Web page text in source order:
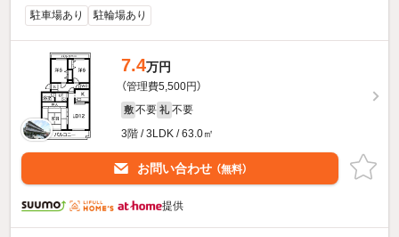
駐車場あり
駐輪場あり
7.4万円
（管理費5,500円）
敷 不要 礼 不要
3階 / 3LDK / 63.0㎡
お問い合わせ （無料）
提供